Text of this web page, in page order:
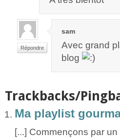
Répondre
sam
Avec grand
blog
Trackbacks/
Ma playlist
[...] Commençons par